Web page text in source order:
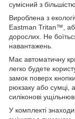
сумісний з
Вироблена з
Eastman Tritan™,
дорослих. Не
навантажень.
Має автоматичну
легко будете
замок поверх кнопки
рюкзаку або сумці,
силіконові
У комплекті